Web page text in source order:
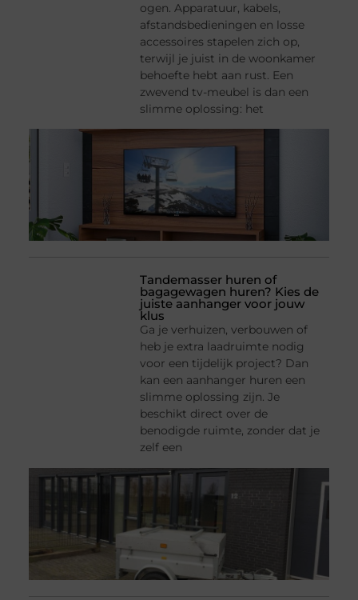
ogen. Apparatuur, kabels,
afstandsbedieningen en losse
accessoires stapelen zich op,
terwijl je juist in de woonkamer
behoefte hebt aan rust. Een
zwevend tv-meubel is dan een
slimme oplossing: het
Tandemasser huren of
bagagewagen huren? Kies de
juiste aanhanger voor jouw
klus
Ga je verhuizen, verbouwen of
heb je extra laadruimte nodig
voor een tijdelijk project? Dan
kan een aanhanger huren een
slimme oplossing zijn. Je
beschikt direct over de
benodigde ruimte, zonder dat je
zelf een